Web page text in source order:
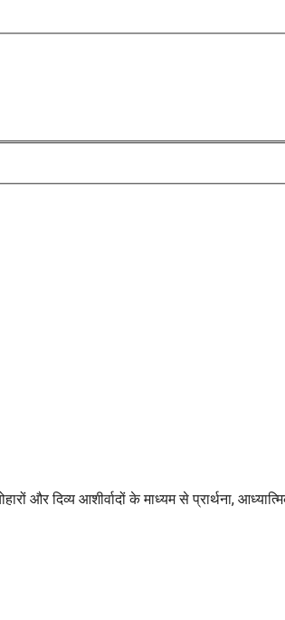
और दिव्य आशीर्वादों के माध्यम से प्रार्थना,